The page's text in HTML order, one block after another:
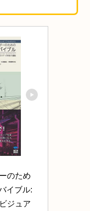
のため
イブル:
ジュア